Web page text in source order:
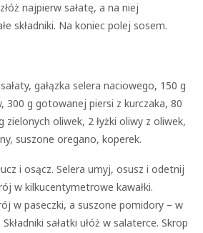
najpierw sałatę, a na niej
składniki. Na koniec polej sosem.
gałązka selera naciowego, 150 g
300 g gotowanej piersi z kurczaka, 80
zielonych oliwek, 2 łyżki oliwy z oliwek,
suszone oregano, koperek.
i osącz. Selera umyj, osusz i odetnij
w kilkucentymetrowe kawałki.
w paseczki, a suszone pomidory – w
sałatki ułóż w salaterce. Skrop